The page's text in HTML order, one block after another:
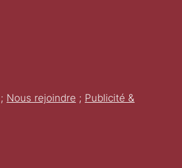
; Nous rejoindre ; Publicité &